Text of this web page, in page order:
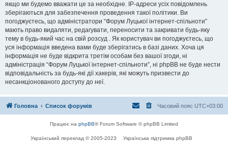
якщо ми будемо вважати це за необхідне. IP-адреси усіх повідомлень
зберігаються для забезпечення проведення такої політики. Ви
погоджуєтесь, що адміністратори “Форум Луцької інтернет-спільноти”
мають право видаляти, редагувати, переносити та закривати будь-яку
тему в будь-який час на свій розсуд . Як користувач ви погоджуєтесь, що
уся інформація введена вами буде зберігатись в базі даних. Хоча ця
інформація не буде відкрита третім особам без вашої згоди, ні
адміністрація “Форум Луцької інтернет-спільноти”, ні phpBB не буде нести
відповідальність за будь-які дії хакерів, які можуть призвести до
несанкціонованого доступу до неї.
Головна Список форумів Часовий пояс UTC+03:00
Працює на phpBB® Forum Software © phpBB Limited
Український переклад © 2005-2023 Українська підтримка phpBB